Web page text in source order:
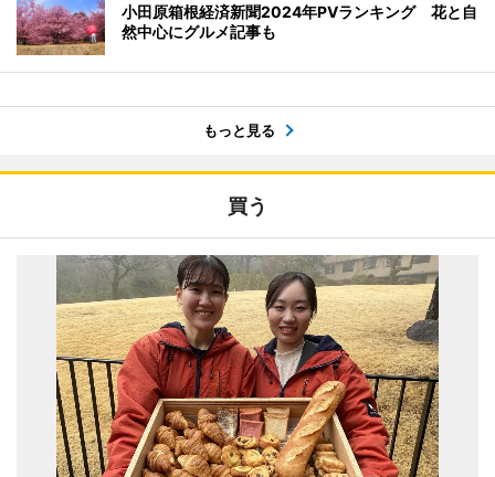
小田原箱根経済新聞2024年PVランキング 花と自
然中心にグルメ記事も
もっと見る
買う